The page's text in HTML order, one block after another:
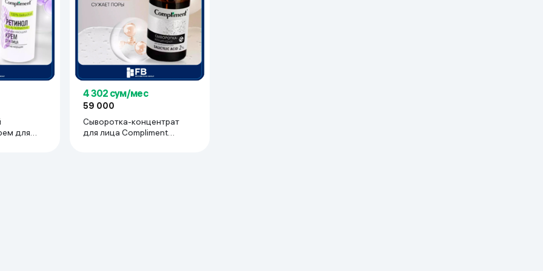
реальности
для
4 302 сум/мес
59 000
Сыворотка-концентрат
для лица Compliment